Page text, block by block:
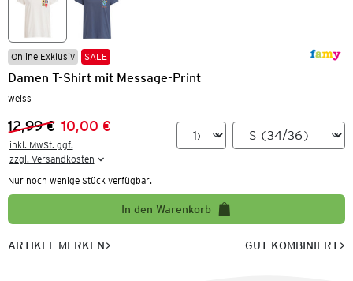
Online Exklusiv SALE
Damen T-Shirt mit Message-Print
weiss
Vorheriger Preis:
12,99 €
Neuer Preis:
10,00 €
inkl. MwSt. ggf.
zzgl. Versandkosten
Nur noch wenige Stück verfügbar.
In den Warenkorb
ARTIKEL MERKEN GUT KOMBINIERT